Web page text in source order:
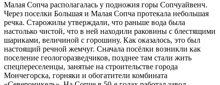
Малая Сопча располагалась у подножия горы Сопчуайвенч.
Через поселки Большая и Малая Сопча протекала небольшая
речка. Старожилы утверждали, что раньше вода была
настолько чистой, что в ней находили раковины с блестящими
шариками, величиной с горошину. Как оказалось, это был
настоящий речной жемчуг. Сначала посёлки возникли как
поселение геологоразведчиков, позднее там стали жить
спецпереселенцы, занятые на строительстве города
Мончегорска, горняки и обогатители комбината